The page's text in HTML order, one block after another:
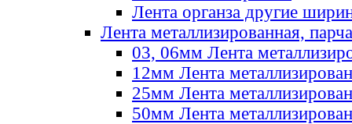
Лента органза другие
Лента металлизированная, парча
03, 06мм Лента
12мм Лента
25мм Лента
50мм Лента